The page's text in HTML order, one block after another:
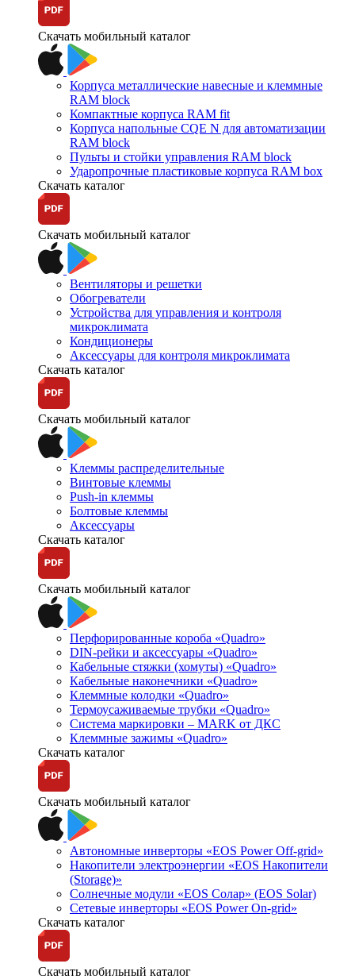
Скачать мобильный каталог
Корпуса металлические навесные и клеммные
RAM block
Компактные корпуса RAM fit
Корпуса напольные CQE N для автоматизации
RAM block
Пульты и стойки управления RAM block
Ударопрочные пластиковые корпуса RAM box
Скачать каталог
Скачать мобильный каталог
Вентиляторы и решетки
Обогреватели
Устройства для управления и контроля
микроклимата
Кондиционеры
Аксессуары для контроля микроклимата
Скачать каталог
Скачать мобильный каталог
Клеммы распределительные
Винтовые клеммы
Push-in клеммы
Болтовые клеммы
Аксессуары
Скачать каталог
Скачать мобильный каталог
Перфорированные короба «Quadro»
DIN-рейки и аксессуары «Quadro»
Кабельные стяжки (хомуты) «Quadro»
Кабельные наконечники «Quadro»
Клеммные колодки «Quadro»
Термоусаживаемые трубки «Quadro»
Система маркировки – MARK от ДКС
Клеммные зажимы «Quadro»
Скачать каталог
Скачать мобильный каталог
Автономные инверторы «EOS Power Off-grid»
Накопители электроэнергии «EOS Накопители
(Storage)»
Солнечные модули «EOS Солар» (EOS Solar)
Сетевые инверторы «EOS Power On-grid»
Скачать каталог
Скачать мобильный каталог